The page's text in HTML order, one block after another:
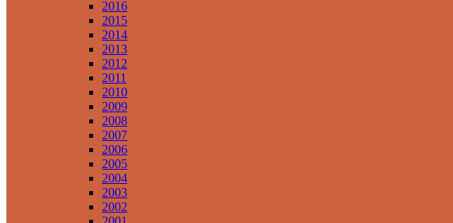
2016
2015
2014
2013
2012
2011
2010
2009
2008
2007
2006
2005
2004
2003
2002